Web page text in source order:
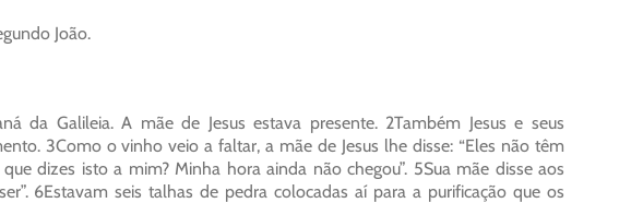
João.
da Galileia. A mãe de Jesus estava presente. 2Também Jesus e seus
3Como o vinho veio a faltar, a mãe de Jesus lhe disse: “Eles não têm
dizes isto a mim? Minha hora ainda não chegou”. 5Sua mãe disse aos
6Estavam seis talhas de pedra colocadas aí para a purificação que os